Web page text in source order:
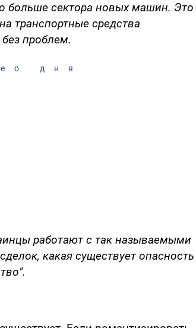
больше сектора новых машин. Это
транспортные средства
проблем.
дня
работают с так называемыми
какая существует опасность